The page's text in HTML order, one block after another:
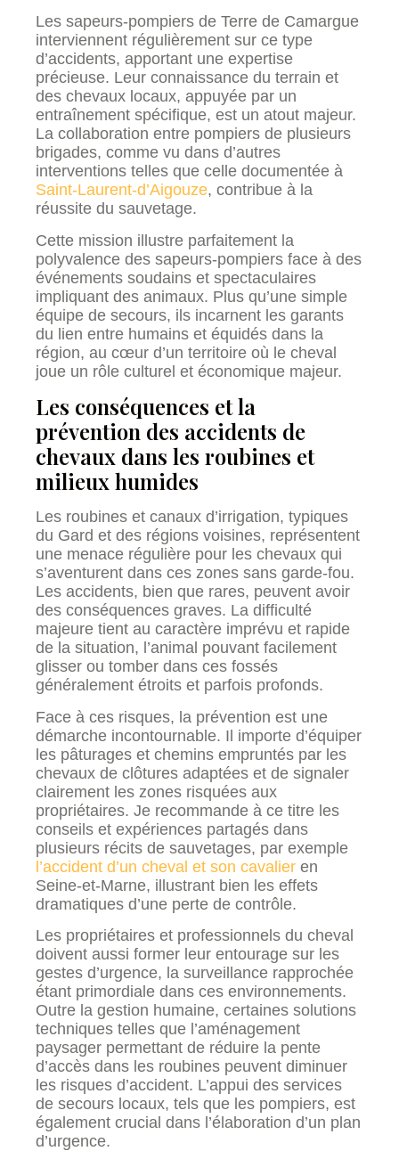
Les sapeurs-pompiers de Terre de Camargue
interviennent régulièrement sur ce type
d’accidents, apportant une expertise
précieuse. Leur connaissance du terrain et
des chevaux locaux, appuyée par un
entraînement spécifique, est un atout majeur.
La collaboration entre pompiers de plusieurs
brigades, comme vu dans d’autres
interventions telles que celle documentée à
Saint-Laurent-d’Aigouze, contribue à la
réussite du sauvetage.
Cette mission illustre parfaitement la
polyvalence des sapeurs-pompiers face à des
événements soudains et spectaculaires
impliquant des animaux. Plus qu’une simple
équipe de secours, ils incarnent les garants
du lien entre humains et équidés dans la
région, au cœur d’un territoire où le cheval
joue un rôle culturel et économique majeur.
Les conséquences et la
prévention des accidents de
chevaux dans les roubines et
milieux humides
Les roubines et canaux d’irrigation, typiques
du Gard et des régions voisines, représentent
une menace régulière pour les chevaux qui
s’aventurent dans ces zones sans garde-fou.
Les accidents, bien que rares, peuvent avoir
des conséquences graves. La difficulté
majeure tient au caractère imprévu et rapide
de la situation, l’animal pouvant facilement
glisser ou tomber dans ces fossés
généralement étroits et parfois profonds.
Face à ces risques, la prévention est une
démarche incontournable. Il importe d’équiper
les pâturages et chemins empruntés par les
chevaux de clôtures adaptées et de signaler
clairement les zones risquées aux
propriétaires. Je recommande à ce titre les
conseils et expériences partagés dans
plusieurs récits de sauvetages, par exemple
l’accident d’un cheval et son cavalier en
Seine-et-Marne, illustrant bien les effets
dramatiques d’une perte de contrôle.
Les propriétaires et professionnels du cheval
doivent aussi former leur entourage sur les
gestes d’urgence, la surveillance rapprochée
étant primordiale dans ces environnements.
Outre la gestion humaine, certaines solutions
techniques telles que l’aménagement
paysager permettant de réduire la pente
d’accès dans les roubines peuvent diminuer
les risques d’accident. L’appui des services
de secours locaux, tels que les pompiers, est
également crucial dans l’élaboration d’un plan
d’urgence.